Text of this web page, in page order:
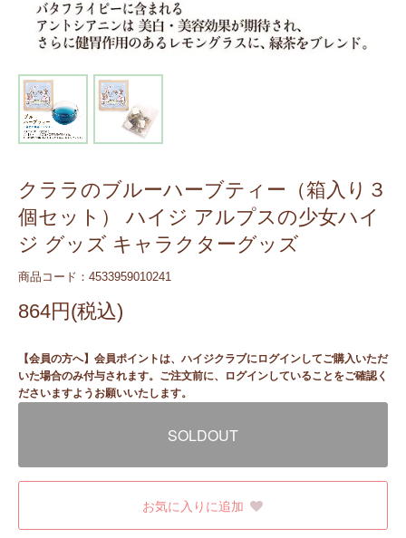
クララのブルーハーブティー（箱入り３
個セット） ハイジ アルプスの少女ハイ
ジ グッズ キャラクターグッズ
商品コード：4533959010241
864円(税込)
【会員の方へ】会員ポイントは、ハイジクラブにログインしてご購入いただ
いた場合のみ付与されます。ご注文前に、ログインしていることをご確認く
ださいますようお願いいたします。
SOLDOUT
お気に入りに追加